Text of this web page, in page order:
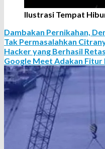
Ilustrasi Tempat
Dambakan Pernikahan,
Tak Permasalahkan
Hacker yang Berhasil
Google Meet Adakan Fitur